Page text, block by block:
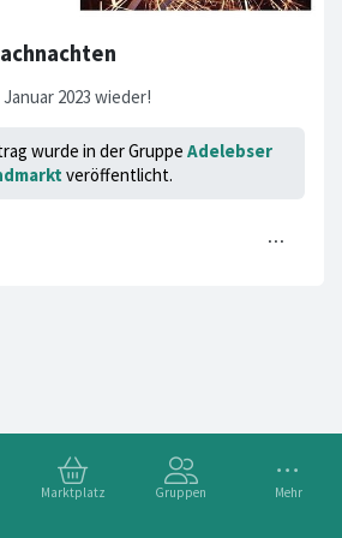
Marktplatz Gruppen Mehr
2023 wieder!
wurde in der Gruppe Adelebser
veröffentlicht.